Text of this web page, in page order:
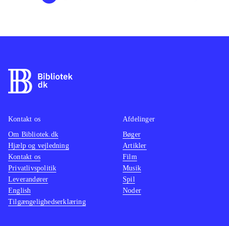
Kontakt os
Om Bibliotek.dk
Hjælp og vejledning
Kontakt os
Privatlivspolitik
Leverandører
English
Tilgængelighedserklæring
Afdelinger
Bøger
Artikler
Film
Musik
Spil
Noder